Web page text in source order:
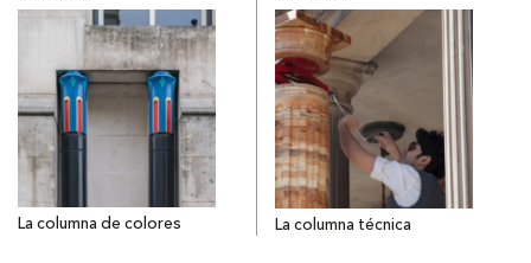
La columna de colores La columna técnica